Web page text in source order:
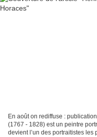
En août on rediffuse :
(1767 - 1828) est un peintre
devient l’un des portraitistes